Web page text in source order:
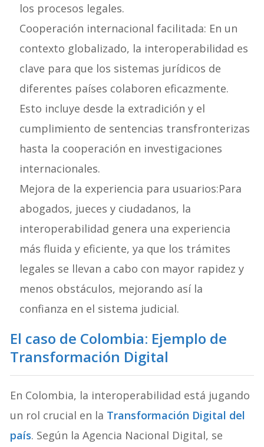
los procesos legales.
Cooperación internacional facilitada: En un
contexto globalizado, la interoperabilidad es
clave para que los sistemas jurídicos de
diferentes países colaboren eficazmente.
Esto incluye desde la extradición y el
cumplimiento de sentencias transfronterizas
hasta la cooperación en investigaciones
internacionales.
Mejora de la experiencia para usuarios:Para
abogados, jueces y ciudadanos, la
interoperabilidad genera una experiencia
más fluida y eficiente, ya que los trámites
legales se llevan a cabo con mayor rapidez y
menos obstáculos, mejorando así la
confianza en el sistema judicial.
El caso de Colombia: Ejemplo de
Transformación Digital
En Colombia, la interoperabilidad está jugando
un rol crucial en la Transformación Digital del
país. Según la Agencia Nacional Digital, se